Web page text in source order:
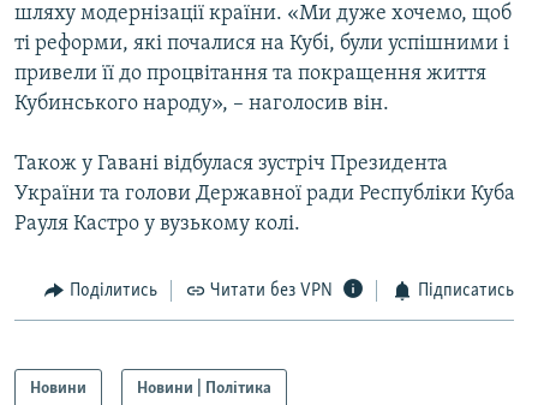
шляху модернізації країни. «Ми дуже хочемо, щоб
ті реформи, які почалися на Кубі, були успішними і
привели її до процвітання та покращення життя
Кубинського народу», – наголосив він.
Також у Гавані відбулася зустріч Президента
України та голови Державної ради Республіки Куба
Рауля Кастро у вузькому колі.
Поділитись Читати без VPN Підписатись
Новини Новини | Політика